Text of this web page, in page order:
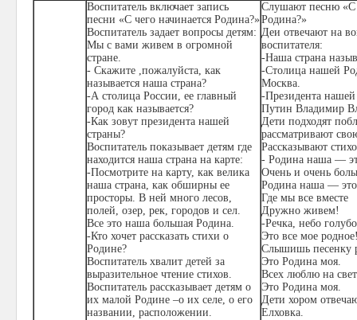
Воспитатель включает запись
песни «С чего начинается Родина?»
Воспитатель задает вопросы детям:
Мы с вами живем в огромной
стране.
- Скажите ,пожалуйста, как
называется наша страна?
-А столица России, ее главный
город как называется?
-Как зовут президента нашей
страны?
Воспитатель показывает детям где
находится наша страна на карте:
-Посмотрите на карту, как велика
наша страна, как обширны ее
просторы. В ней много лесов,
полей, озер, рек, городов и сел.
Все это наша большая Родина.
-Кто хочет рассказать стихи о
Родине?
Воспитатель хвалит детей за
выразительное чтение стихов.
Воспитатель рассказывает детям о
их малой Родине –о их селе, о его
названии, расположении.
Слушают песню «С
Родина?»
Деи отвечают на
воспитателя:
-Наша страна
-Столица нашей
Москва.
-Президента нашей
Путин Владимир
Дети подходят
рассматривают
Рассказывают
- Родина наша —
Очень и очень
Родина наша —
Где мы все вместе
Дружно живем!
-Речка, небо
Это все мое
Слышишь песенку
Это Родина моя.
Всех люблю на
Это Родина моя.
Дети хором
Елховка.